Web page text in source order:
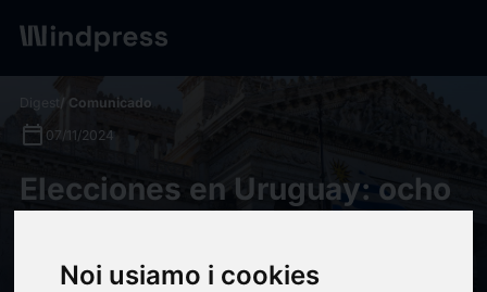
Noi usiamo i cookies
Digest / Comunicado
calendar_today 07/11/2024
Elecciones en Uruguay: ocho
- Real Instituto Elcano